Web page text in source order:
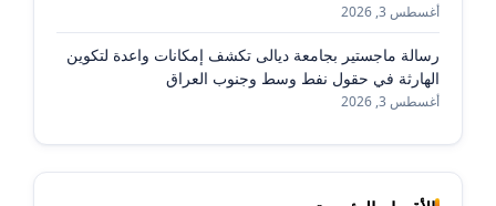
أغسطس 3, 2026
رسالة ماجستير بجامعة ديالى تكشف إمكانات واعدة لتكوين
الهارثة في حقول نفط وسط وجنوب العراق
أغسطس 3, 2026